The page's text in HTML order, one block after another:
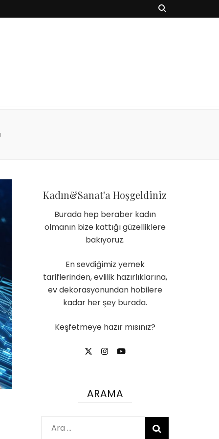
Kadın&Sanat'a Hoşgeldiniz
Burada hep beraber kadın
olmanın bize kattığı güzelliklere
bakıyoruz.
En sevdiğimiz yemek
tariflerinden, evlilik hazırlıklarına,
ev dekorasyonundan hobilere
kadar her şey burada.
Keşfetmeye hazır mısınız?
ARAMA
Arama: